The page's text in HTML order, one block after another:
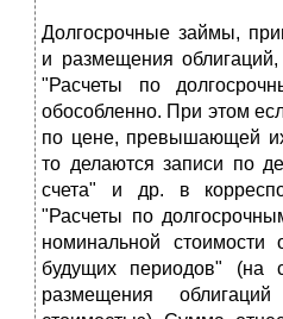
Долгосрочные займы,
и размещения
"Расчеты по
обособленно. При этом
по цене, превышающей
то делаются записи по
счета" и др. в
"Расчеты по
номинальной
будущих периодов" (на
размещения